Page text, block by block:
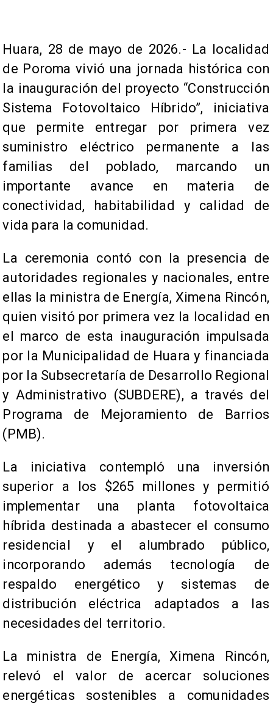
​Huara, 28 de mayo de 2026.- La localidad
de Poroma vivió una jornada histórica con
la inauguración del proyecto “Construcción
Sistema Fotovoltaico Híbrido”, iniciativa
que permite entregar por primera vez
suministro eléctrico permanente a las
familias del poblado, marcando un
importante avance en materia de
conectividad, habitabilidad y calidad de
vida para la comunidad.
La ceremonia contó con la presencia de
autoridades regionales y nacionales, entre
ellas la ministra de Energía, Ximena Rincón,
quien visitó por primera vez la localidad en
el marco de esta inauguración impulsada
por la Municipalidad de Huara y financiada
por la Subsecretaría de Desarrollo Regional
y Administrativo (SUBDERE), a través del
Programa de Mejoramiento de Barrios
(PMB).
La iniciativa contempló una inversión
superior a los $265 millones y permitió
implementar una planta fotovoltaica
híbrida destinada a abastecer el consumo
residencial y el alumbrado público,
incorporando además tecnología de
respaldo energético y sistemas de
distribución eléctrica adaptados a las
necesidades del territorio.
La ministra de Energía, Ximena Rincón,
relevó el valor de acercar soluciones
energéticas sostenibles a comunidades